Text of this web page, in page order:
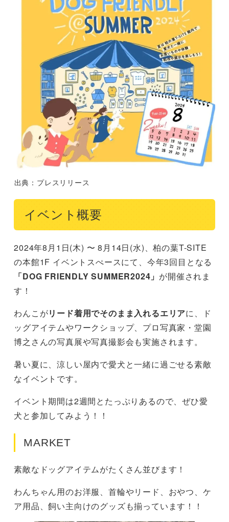
出典：プレスリリース
イベント概要
2024年8月1日(木) 〜 8月14日(水)、柏の葉T-SITE
の本館1F イベントスぺースにて、今年3回目となる
「DOG FRIENDLY SUMMER2024」 が開催されま
す！
わんこがリード着用でそのまま入れるエリアに、ド
ッグアイテムやワークショップ、プロ写真家・堂園
博之さんの写真展や写真撮影会も実施されます。
暑い夏に、涼しい屋内で愛犬と一緒に過ごせる素敵
なイベントです。
イベント期間は2週間とたっぷりあるので、ぜひ愛
犬と参加してみよう！！
MARKET
素敵なドッグアイテムがたくさん並びます！
わんちゃん用のお洋服、首輪やリード、おやつ、ケ
ア用品、飼い主向けのグッズも揃っています！！